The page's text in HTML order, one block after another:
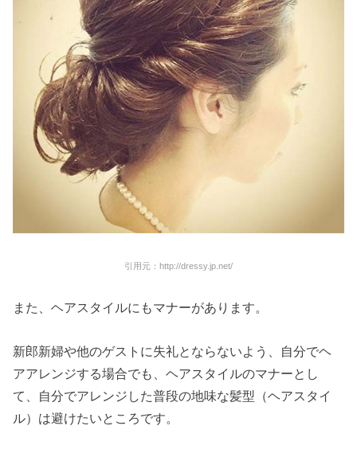
引用元：http://dressy.jp.net/
また、ヘアスタイルにもマナーがあります。
新郎新婦や他のゲストに失礼とならないよう、自分でヘ
アアレンジする場合でも、ヘアスタイルのマナーとし
て、自分でアレンジした普段の地味な髪型（ヘアスタイ
ル）は避けたいところです。